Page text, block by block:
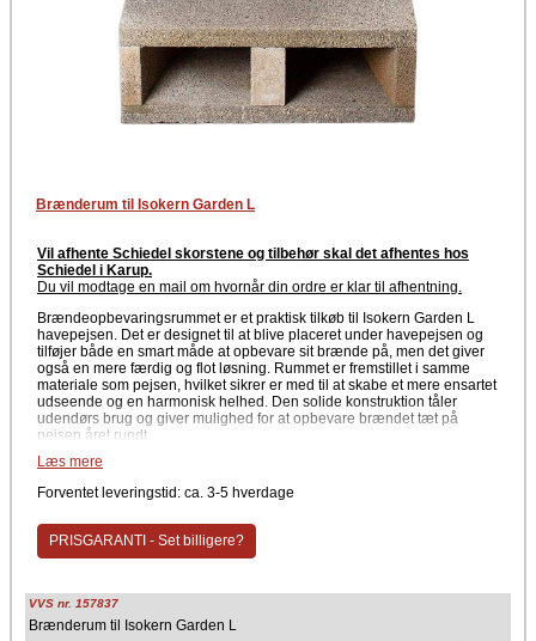
Brænderum til Isokern Garden L
Vil afhente Schiedel skorstene og tilbehør skal det afhentes hos
Schiedel i Karup.
Du vil modtage en mail om hvornår din ordre er klar til afhentning.
Brændeopbevaringsrummet er et praktisk tilkøb til Isokern Garden L
havepejsen. Det er designet til at blive placeret under havepejsen og
tilføjer både en smart måde at opbevare sit brænde på, men det giver
også en mere færdig og flot løsning. Rummet er fremstillet i samme
materiale som pejsen, hvilket sikrer er med til at skabe et mere ensartet
udseende og en harmonisk helhed. Den solide konstruktion tåler
udendørs brug og giver mulighed for at opbevare brændet tæt på
pejsen året rundt.
Ud over sin praktiske funktion fuldender brændeopbevaringsrummet
pejsens design og giver et elegant og afbalanceret udtryk på terrassen
eller i haven.
Specifikationer
Passer til: Isokern Garden L
Placering: Monteres under pejsen
(Ikke inkluderet i standardpakken)
Læs mere
Forventet leveringstid: ca. 3-5 hverdage
PRISGARANTI - Set billigere?
VVS nr. 157837
Brænderum til Isokern Garden L